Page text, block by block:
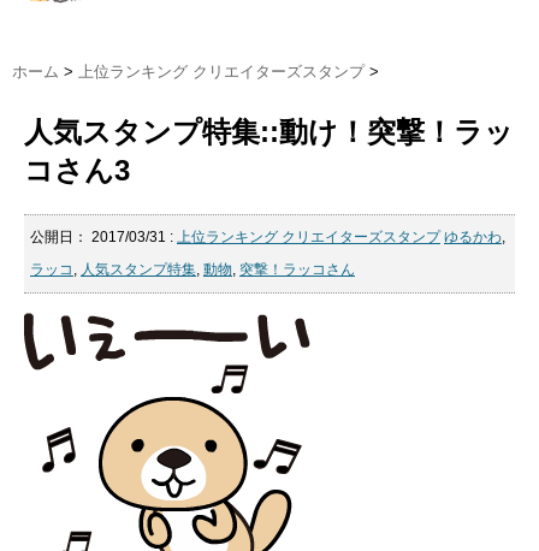
ホーム > 上位ランキング クリエイターズスタンプ >
人気スタンプ特集::動け！突撃！ラッ
コさん3
公開日： 2017/03/31 : 上位ランキング クリエイターズスタンプ ゆるかわ,
ラッコ , 人気スタンプ特集, 動物, 突撃！ラッコさん